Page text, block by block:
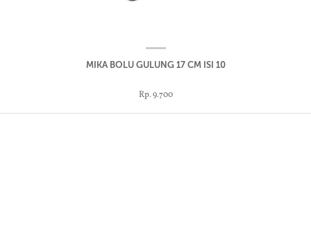
MIKA BOLU GULUNG 17 CM ISI 10
Rp. 9.700